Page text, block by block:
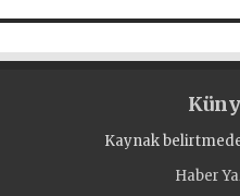
Kaynak
Haber